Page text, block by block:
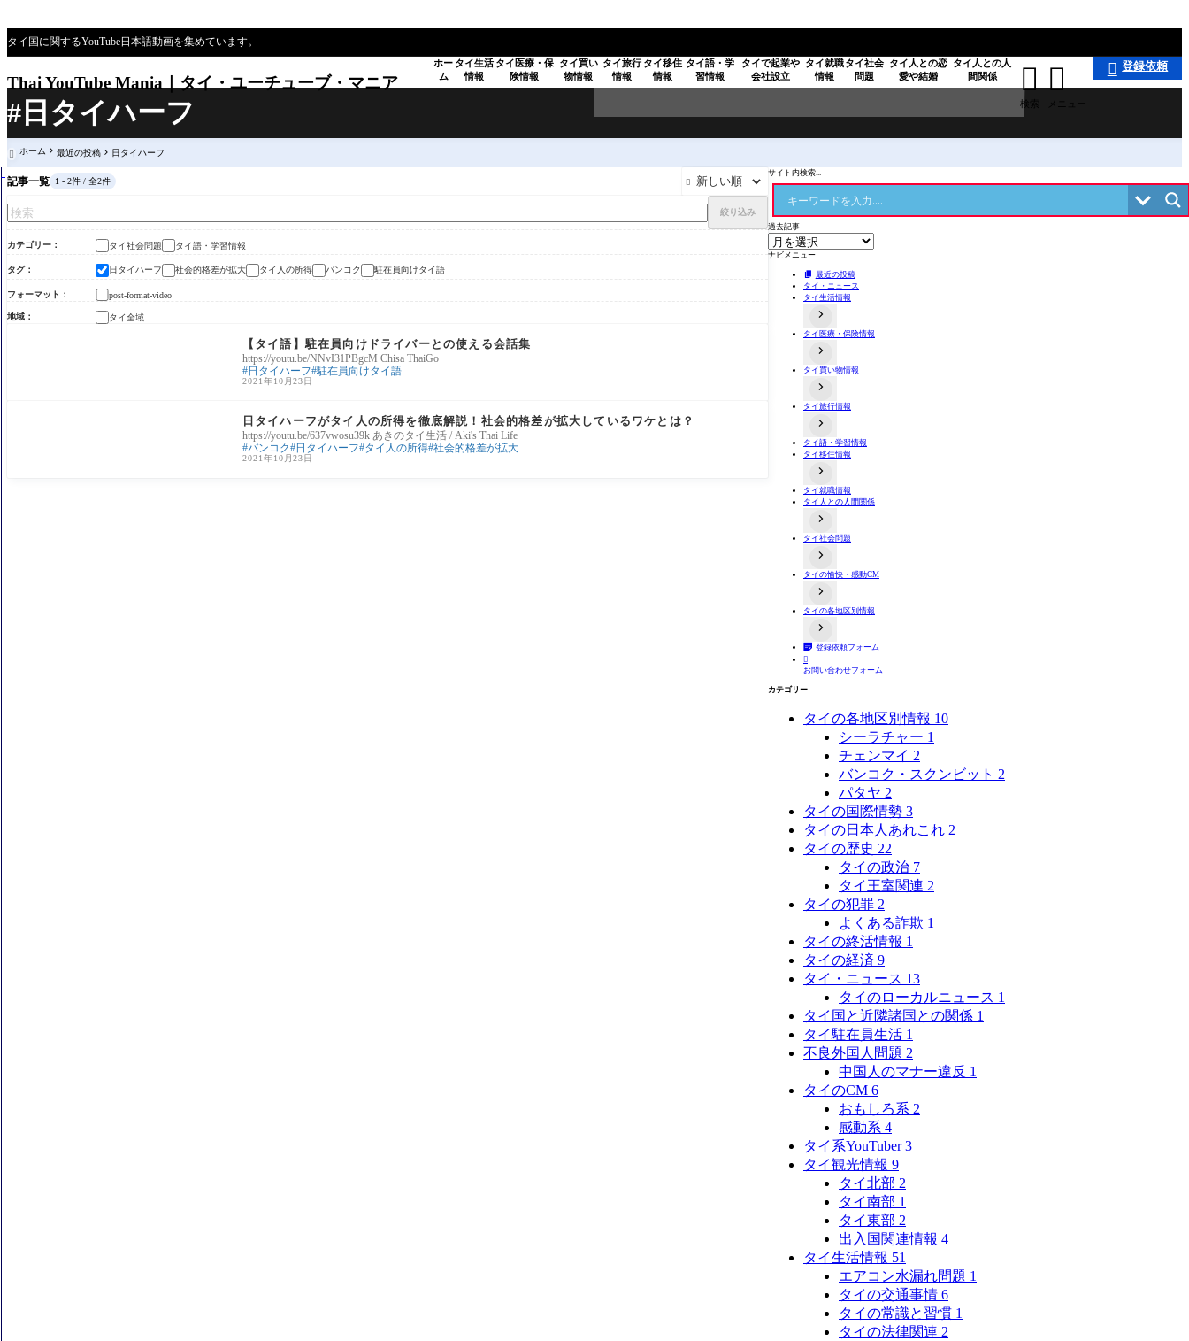
#日タイハーフ
タイ国に関するYouTube日本語動画を集めています。
Thai YouTube Mania｜タイ・ユーチューブ・マニア
ホー
ム
タイ生活
情報
タイ医療・保
険情報
タイ買い
物情報
タイ旅行
情報
タイ移住
情報
タイ語・学
習情報
タイで起業や
会社設立
タイ就職
情報
タイ社会
問題
タイ人との恋
愛や結婚
タイ人との人
間関係

検索
  登録依頼
 ホーム 最近の投稿 日タイハーフ
記事一覧 1 - 2件 / 全2件 
絞り込み
カテゴリー タイ社会問題 タイ語・学習情報
タグ 日タイハーフ 社会的格差が拡大 タイ人の所得 バンコク 駐在員向けタイ語
フォーマット post-format-video
地域 タイ全域
【タイ語】駐在員向けドライバーとの使える会話集
https://youtu.be/NNvI31PBgcM Chisa ThaiGo
日タイハーフ 駐在員向けタイ語
2021年10月23日
日タイハーフがタイ人の所得を徹底解説！社会的格差が拡大しているワケとは？
https://youtu.be/637vwosu39k あきのタイ生活 / Aki's Thai Life
バンコク 日タイハーフ タイ人の所得 社会的格差が拡大
2021年10月23日
サイト内検索...
過去記事
ナビメニュー
最近の投稿
タイ・ニュース
タイ生活情報
タイの事件あるある
不動産情報
タイ医療・保険情報
病院情報
タイ買い物情報
タイ旅行情報
出入国関連情報
タイ語・学習情報
タイ移住情報
不動産取引
タイ就職情報
タイ人との人間関係
タイ社会問題
タイの選挙制度
タイの愉快・感動CM
おもしろ系
タイの各地区別情報
タイ全域
タイ東部
登録依頼フォーム

お問い合わせフォーム
カテゴリー
タイの各地区別情報 10
シーラチャー 1
チェンマイ 2
バンコク・スクンビット 2
パタヤ 2
タイの国際情勢 3
タイの日本人あれこれ 2
タイの歴史 22
タイの政治 7
タイ王室関連 2
タイの犯罪 2
よくある詐欺 1
タイの終活情報 1
タイの経済 9
タイ・ニュース 13
タイのローカルニュース 1
タイ国と近隣諸国との関係 1
タイ駐在員生活 1
不良外国人問題 2
中国人のマナー違反 1
タイのCM 6
おもしろ系 2
感動系 4
タイ系YouTuber3
タイ観光情報 9
タイ北部 2
タイ南部 1
タイ東部 2
出入国関連情報 4
タイ生活情報 51
エアコン水漏れ問題 1
タイの交通事情 6
タイの常識と習慣 1
タイの法律関連 2